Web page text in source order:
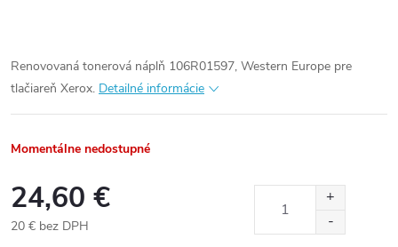
Renovovaná tonerová náplň 106R01597, Western Europe pre
tlačiareň Xerox. Detailné informácie
Momentálne nedostupné
24,60 €
20 € bez DPH